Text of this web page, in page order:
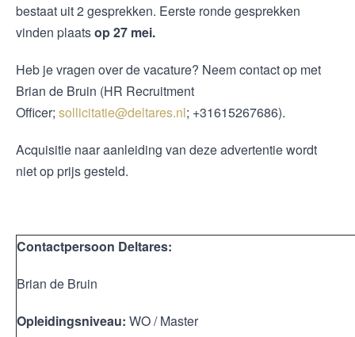
bestaat uit 2 gesprekken. Eerste ronde gesprekken
vinden plaatsop 27 mei.
Heb je vragen over de vacature? Neem contact op met
Brian de Bruin (HR Recruitment
Officer; sollicitatie@deltares.nl; +31615267686).
Acquisitie naar aanleiding van deze advertentie wordt
niet op prijs gesteld.
Contactpersoon Deltares:
Brian de Bruin
Opleidingsniveau: WO / Master